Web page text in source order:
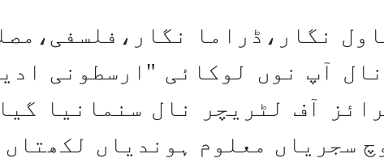
نگار،ڈراما
آپ نوں لوکائی "ارسطونی
نوبل پرائز آف لٹریچر نال سنمانیا
سجریاں معلوم ہوندیاں